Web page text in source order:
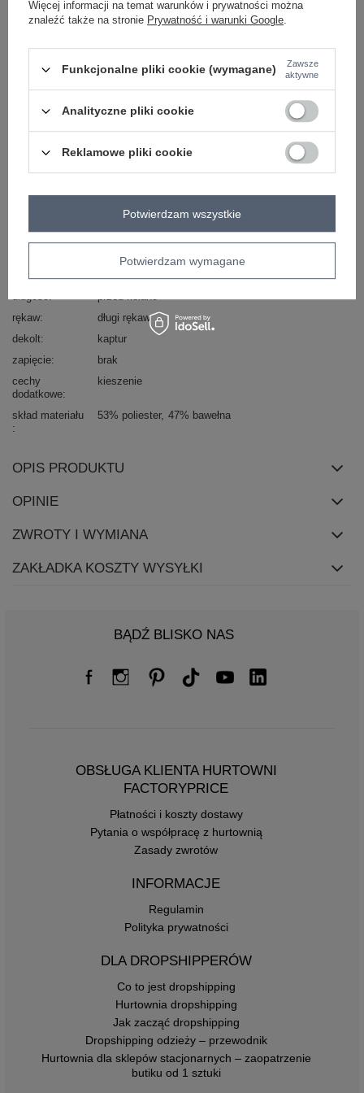
skład materiału: 53% poliester, 47% bawełna
sposób prania: pranie w pralce w 30°C
dominujący
poliester
rękaw
długi rękaw
dekolt
kaptur
zapięcie
brak
cechy
dodatkowe
kieszenie
skład materiału 53% poliester 47% bawełna
OPIS PRODUKTU
OPINIE
ZWROTY I WYMIANA
ZAKŁADKA KOSZTY WYSYŁKI
BĄDŹ BLISKO NAS
OBSŁUGA KLIENTA HURTOWNI
FACTORYPRICE
Płatności i koszty dostawy
Pytania o współpracę z hurtownią
Zasady zwrotów
INFORMACJE
Regulamin
Polityka prywatności
DLA DROPSHIPPERÓW
Co to jest dropshipping
Hurtownia dropshipping
Jak zacząć dropshipping
Dropshipping odzieży – przewodnik
Hurtownia dla sklepów stacjonarnych – zaopatrzenie
butiku od 1 sztuki
Więcej informacji na temat warunków i prywatności można
znaleźć także na stronie Prywatność i warunki Google.
Funkcjonalne pliki cookie (wymagane)
Zawsze
aktywne
Analityczne pliki cookie
Reklamowe pliki cookie
Potwierdzam wymagane
Potwierdzam wszystkie